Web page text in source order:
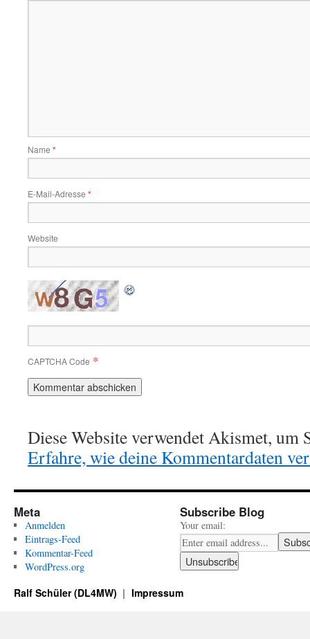
Name *
E-Mail-Adresse *
Website
CAPTCHA Code *
Diese Website verwendet Akismet, um
Erfahre, wie deine Kommentardaten
Meta
Anmelden
Eintrags-Feed
Kommentar-Feed
WordPress.org
Subscribe Blog
Your email:
Ralf Schüler (DL4MW) Impressum